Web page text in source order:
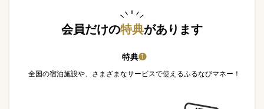
会員だけの特典があります
特典❶
全国の宿泊施設や、さまざまなサービスで使えるふるなびマネー！